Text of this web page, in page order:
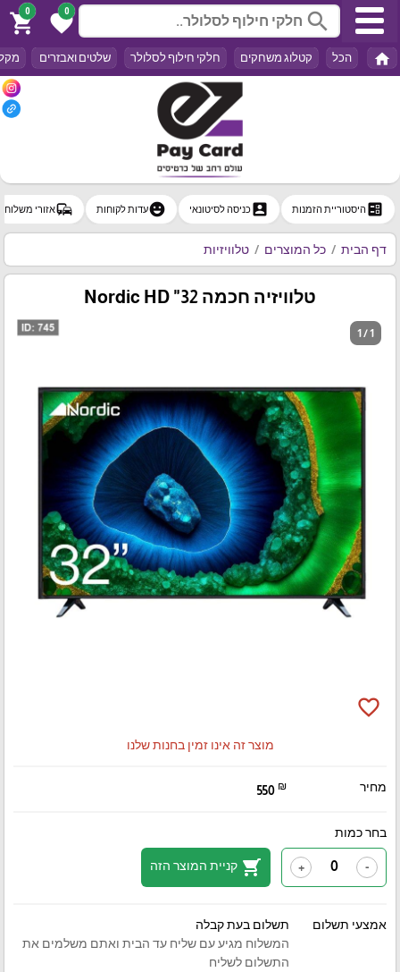
search
0
favorite
0
shopping_cart
home הכל קטלוג משחקים חלקי חילוף לסלולר שלטים ואבזרים
ballot היסטוריית הזמנות account_boxכניסה לסיטונאי emoji_emotionsעדות לקוחות commuteאזורי משלוח
דף הבית כל המוצרים טלוויזיות
טלוויזיה חכמה 32" HD ‏Nordic
1 / 1
favorite_border
מוצר זה אינו זמין בחנות שלנו
מחיר 550 ₪
בחר כמות
-
+
shopping_cart קניית המוצר הזה
אמצעי תשלום
תשלום בעת קבלה
המשלוח מגיע עם שליח עד הבית ואתם משלמים את
התשלום לשליח